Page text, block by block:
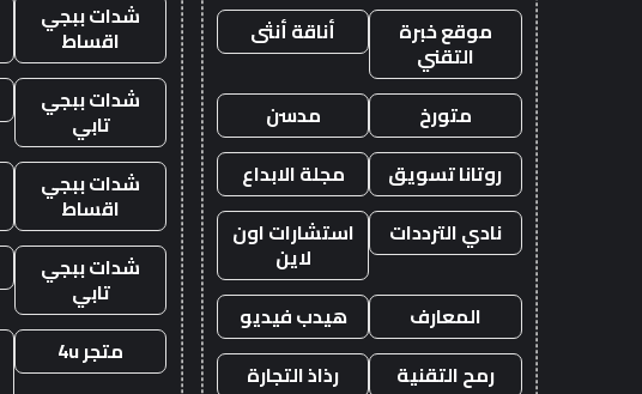
موقع خبرة
التقني
أناقة أنثى
متورخ
مدسن
روتانا تسويق
مجلة الابداع
نادي الترددات
استشارات اون
لاين
المعارف
هيدب فيديو
رمح التقنية
رذاذ التجارة
شدات ببجي
اقساط
شدات ببجي
تابي
شدات ببجي
اقساط
شدات ببجي
تابي
متجر 4u